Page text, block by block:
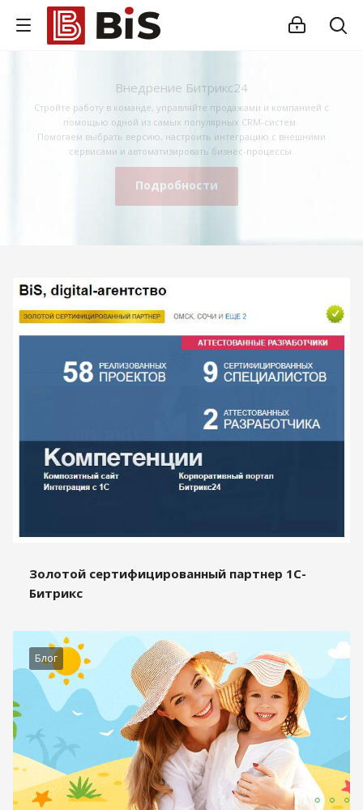
Внедрение Битрикс24
Стройте работу в команде, управляйте продажами и компанией с
помощью одной из самых популярных CRM-систем.
Помогаем выбрать версию, настроить интеграцию с внешними
сервисами и автоматизировать бизнес-процессы.
Подробности
Золотой сертифицированный партнер 1С-
Битрикс
Блог